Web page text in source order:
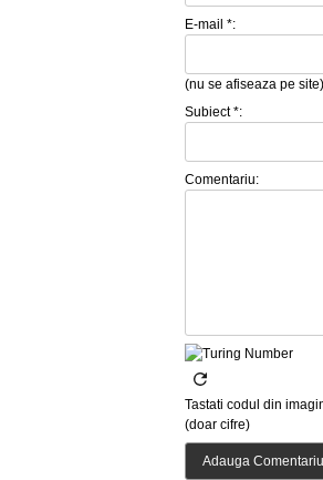
E-mail *:
(nu se afiseaza pe site)
Subiect *:
Comentariu:
Tastati codul din
(doar cifre)